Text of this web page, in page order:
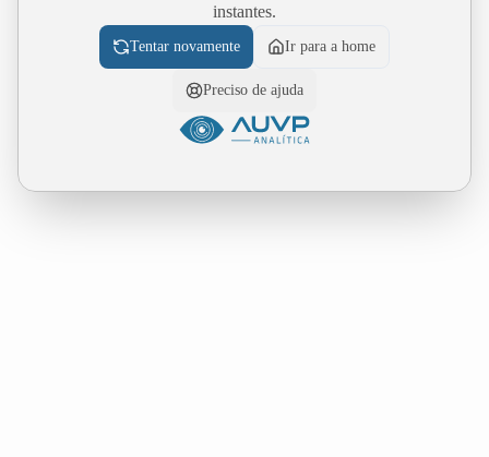
instantes.
Tentar novamente Ir para a home
Preciso de ajuda